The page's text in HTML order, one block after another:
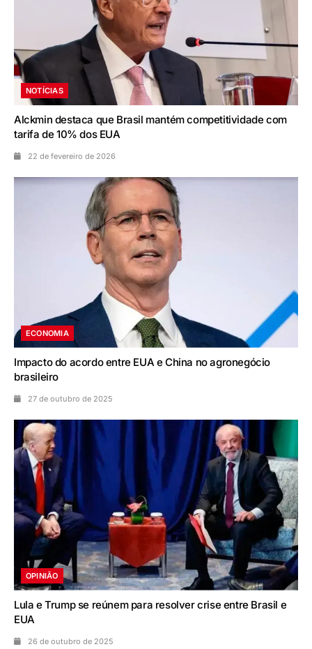
NOTÍCIAS
Alckmin destaca que Brasil mantém competitividade com
tarifa de 10% dos EUA
22 de fevereiro de 2026
ECONOMIA
Impacto do acordo entre EUA e China no agronegócio
brasileiro
27 de outubro de 2025
OPINIÃO
Lula e Trump se reúnem para resolver crise entre Brasil e
EUA
26 de outubro de 2025